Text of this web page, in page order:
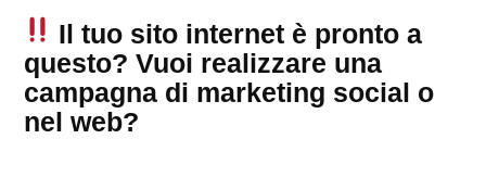
Il tuo sito internet è pronto a
questo? Vuoi realizzare una
campagna di marketing social o
nel web?